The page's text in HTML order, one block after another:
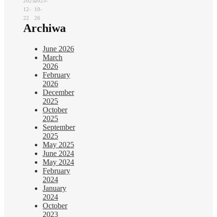
12-
22
10-
26
Archiwa
June 2026
March
2026
February
2026
December
2025
October
2025
September
2025
May 2025
June 2024
May 2024
February
2024
January
2024
October
2023